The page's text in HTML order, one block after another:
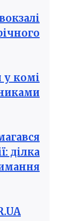
у комі
ділка